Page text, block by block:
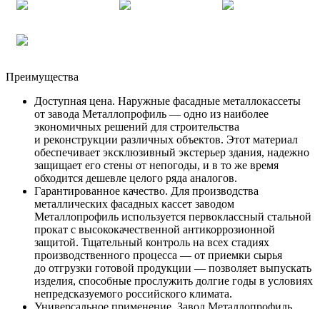
Преимущества
Доступная цена. Наружные фасадные металлокассеты
от завода Металлопрофиль — одно из наиболее
экономичных решений для строительства
и реконструкции различных объектов. Этот материал
обеспечивает эксклюзивный экстерьер здания, надежно
защищает его стены от непогоды, и в то же время
обходится дешевле целого ряда аналогов.
Гарантированное качество. Для производства
металлических фасадных кассет заводом
Металлопрофиль используется первоклассный стальной
прокат с высококачественной антикоррозионной
защитой. Тщательный контроль на всех стадиях
производственного процесса — от приемки сырья
до отгрузки готовой продукции — позволяет выпускать
изделия, способные прослужить долгие годы в условиях
непредсказуемого российского климата.
Универсальное применение. Завод Металлопрофиль